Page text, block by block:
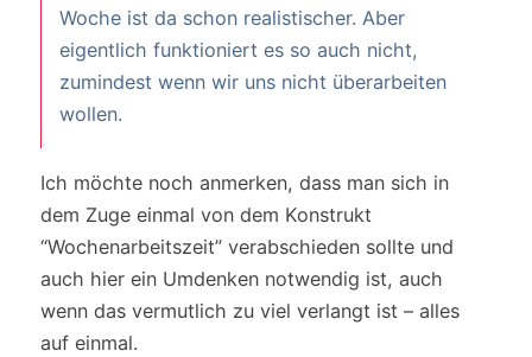
Woche ist da schon realistischer. Aber
eigentlich funktioniert es so auch nicht,
zumindest wenn wir uns nicht überarbeiten
wollen.
Ich möchte noch anmerken, dass man sich in
dem Zuge einmal von dem Konstrukt
“Wochenarbeitszeit” verabschieden sollte und
auch hier ein Umdenken notwendig ist, auch
wenn das vermutlich zu viel verlangt ist – alles
auf einmal.